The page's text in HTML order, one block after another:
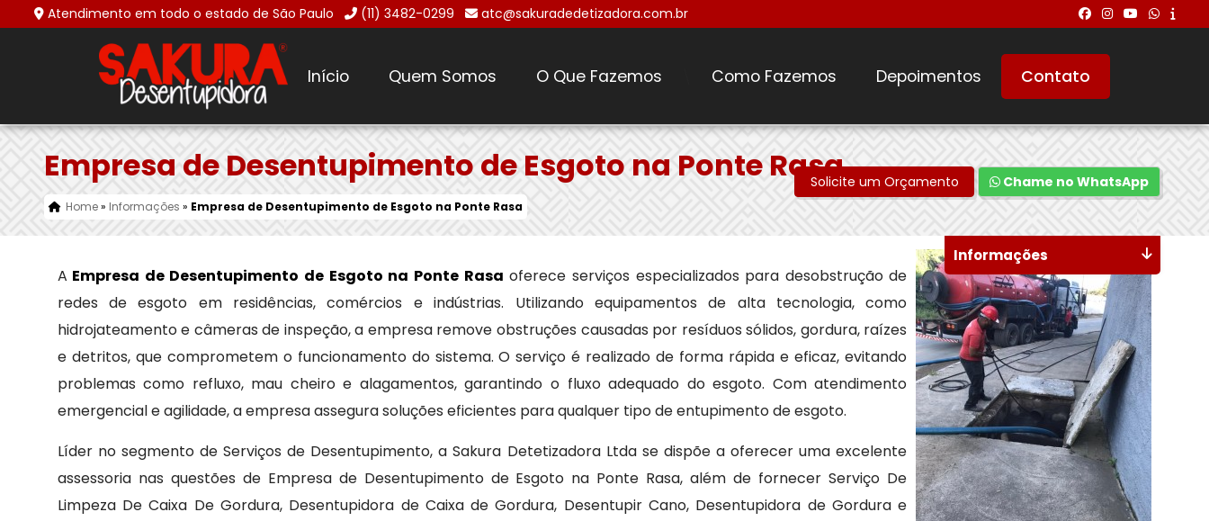
Atendimento em todo o estado de São Paulo (11) 3482-0299 atc@sakuradedetizadora.com.br
Início Quem Somos O Que Fazemos Como Fazemos Depoimentos Contato
Empresa de Desentupimento de Esgoto na Ponte Rasa
Home» Informações » Empresa de Desentupimento de Esgoto na Ponte Rasa
Solicite um Orçamento Chame no WhatsApp
A Empresa de Desentupimento de Esgoto na Ponte Rasa oferece serviços especializados para desobstrução de
redes de esgoto em residências, comércios e indústrias. Utilizando equipamentos de alta tecnologia, como
hidrojateamento e câmeras de inspeção, a empresa remove obstruções causadas por resíduos sólidos, gordura, raízes
e detritos, que comprometem o funcionamento do sistema. O serviço é realizado de forma rápida e eficaz, evitando
problemas como refluxo, mau cheiro e alagamentos, garantindo o fluxo adequado do esgoto. Com atendimento
emergencial e agilidade, a empresa assegura soluções eficientes para qualquer tipo de entupimento de esgoto.
Líder no segmento de Serviços de Desentupimento, a Sakura Detetizadora Ltda se dispõe a oferecer uma excelente
assessoria nas questões de Empresa de Desentupimento de Esgoto na Ponte Rasa, além de fornecer Serviço De
Limpeza De Caixa De Gordura, Desentupidora de Caixa de Gordura, Desentupir Cano, Desentupidora de Gordura e
Informações